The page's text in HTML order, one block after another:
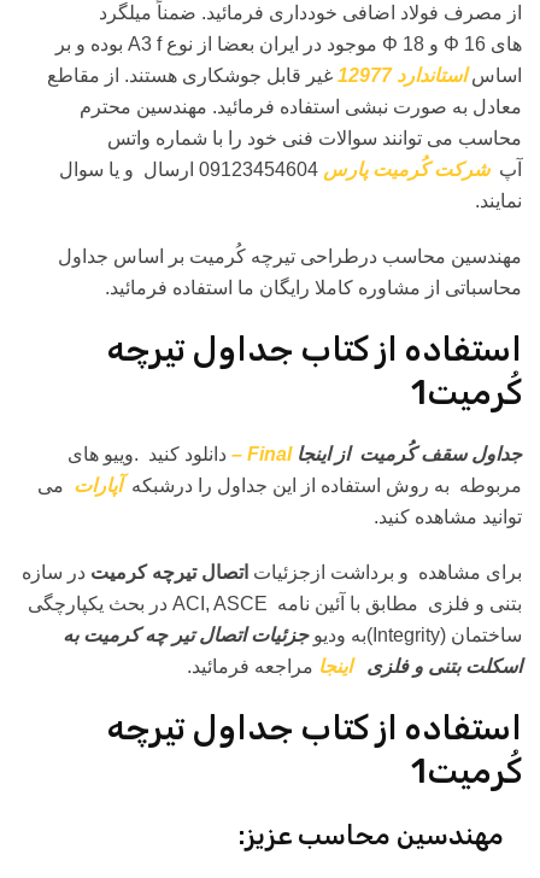
از مصرف فولاد اضافی خودداری فرمائید. ضمناً میلگرد
های 16 Φ و 18 Φ موجود در ایران بعضا از نوع A3 f بوده و بر
اساس استاندارد 12977
غیر قابل جوشکاری هستند. از مقاطع
معادل به صورت نبشی استفاده فرمائید. مهندسین محترم
محاسب می توانند سوالات فنی خود را با شماره واتس
آپشرکت کُرمیت پارس
09123454604 ارسال و یا سوال
نمایند.
مهندسین محاسب درطراحی تیرچه کُرمیت بر اساس جداول
محاسباتی از مشاوره کاملا رایگان ما استفاده فرمائید.
استفاده از کتاب جداول تیرچه
کُرمیت1
جداول سقف کُرمیت از اینجاFinal –
دانلود کنید .وییو های
مربوطه به روش استفاده از این جداول را درشبکه آپارات می
توانید مشاهده کنید.
برای مشاهده و برداشت ازجزئیات اتصال تیرچه کرمیت در سازه
بتنی و فلزی مطابق با آئین نامه ACI, ASCE در بحث یکپارچگی
ساختمان (Integrity)به ودیو
جزئیاتاتصال تیر چه کرمیت به
اسکلت بتنی و فلزی اینجا مراجعه فرمائید.
استفاده از کتاب جداول تیرچه
کُرمیت1
مهندسین محاسب عزیز: